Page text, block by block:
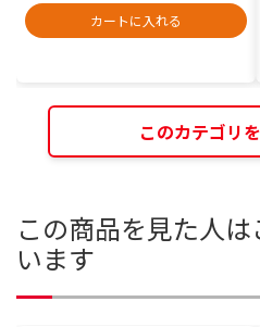
カートに入れる
このカテゴリ
この商品を見た人
います